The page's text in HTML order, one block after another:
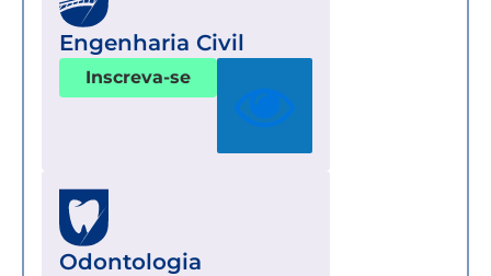
Engenharia Civil
Inscreva-se
Odontologia